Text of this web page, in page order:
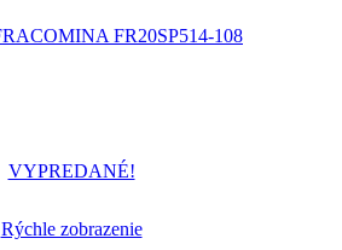
VYPREDANÉ!
Rýchle zobrazenie